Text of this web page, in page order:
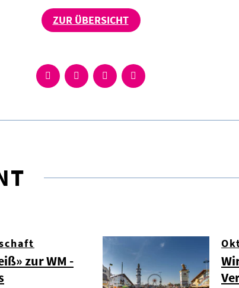
ZUR ÜBERSICHT
zur WM -